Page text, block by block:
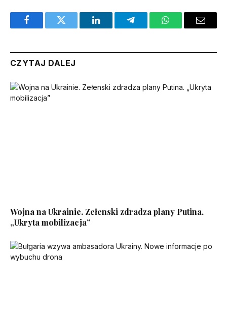
FacebookTwitter LinkedInTelegramWhatsAppEmail
CZYTAJ DALEJ
Wojna na Ukrainie. Zełenski zdradza plany Putina.
„Ukryta mobilizacja”